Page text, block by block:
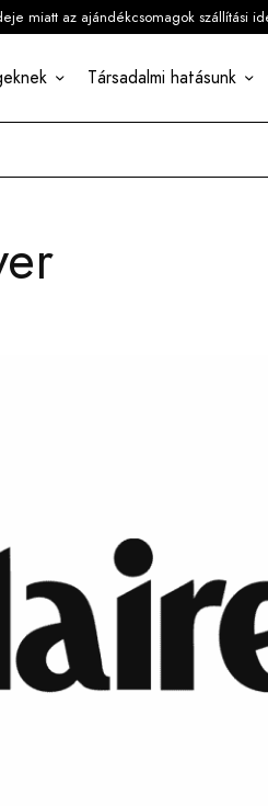
miatt az ajándékcsomagok szállítási
Társadalmi hatásunk